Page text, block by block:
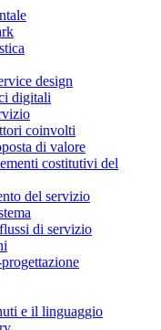
design
digitali
coinvolti
di valore
costitutivi del
del servizio
di servizio
e il linguaggio